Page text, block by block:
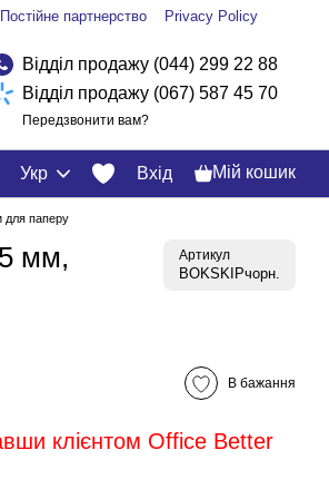
Постійне партнерство Privacy Policy
Відділ продажу (044) 299 22 88
Відділ продажу (067) 587 45 70
Передзвонити вам?
Укр Вхід Мій кошик
для паперу
мм,
Артикул
BOKSKIPчорн.
В бажання
клієнтом Office Better